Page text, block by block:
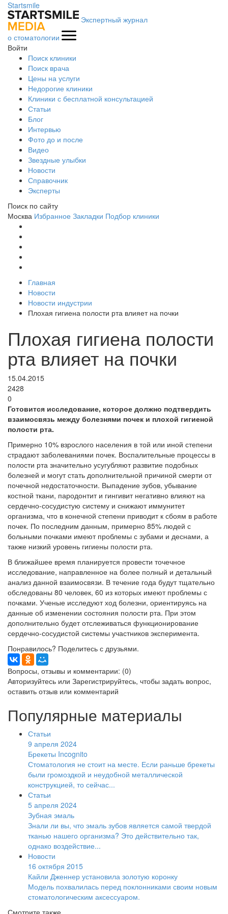
Startsmile
Экспертный журнал
о стоматологии
Войти
Поиск клиники
Поиск врача
Цены на услуги
Недорогие клиники
Клиники с бесплатной консультацией
Статьи
Блог
Интервью
Фото до и после
Видео
Звездные улыбки
Новости
Справочник
Эксперты
Поиск по сайту
Москва Избранное Закладки Подбор клиники
Главная
Новости
Новости индустрии
Плохая гигиена полости рта влияет на почки
Плохая гигиена полости
рта влияет на почки
15.04.2015
2428
0
Готовится исследование, которое должно подтвердить
взаимосвязь между болезнями почек и плохой гигиеной
полости рта.
Примерно 10% взрослого населения в той или иной степени
страдают заболеваниями почек. Воспалительные процессы в
полости рта значительно усугубляют развитие подобных
болезней и могут стать дополнительной причиной смерти от
почечной недостаточности. Выпадение зубов, убывание
костной ткани, пародонтит и гингивит негативно влияют на
сердечно-сосудистую систему и снижают иммунитет
организма, что в конечной степени приводит к сбоям в работе
почек. По последним данным, примерно 85% людей с
больными почками имеют проблемы с зубами и деснами, а
также низкий уровень гигиены полости рта.
В ближайшее время планируется провести точечное
исследование, направленное на более полный и детальный
анализ данной взаимосвязи. В течение года будут тщательно
обследованы 80 человек, 60 из которых имеют проблемы с
почками. Ученые исследуют ход болезни, ориентируясь на
данные об изменении состояния полости рта. При этом
дополнительно будет отслеживаться функционирование
сердечно-сосудистой системы участников эксперимента.
Понравилось? Поделитесь с друзьями.
Вопросы, отзывы и комментарии: (0)
Авторизуйтесь или Зарегистрируйтесь, чтобы задать вопрос,
оставить отзыв или комментарий
Популярные материалы
Статьи
9 апреля 2024
Брекеты Incognito
Стоматология не стоит на месте. Если раньше брекеты
были громоздкой и неудобной металлической
конструкцией, то сейчас...
Статьи
5 апреля 2024
Зубная эмаль
Знали ли вы, что эмаль зубов является самой твердой
тканью нашего организма? Это действительно так,
однако воздействие...
Новости
16 октября 2015
Кайли Дженнер установила золотую коронку
Модель похвалилась перед поклонниками своим новым
стоматологическим аксессуаром.
Смотрите также